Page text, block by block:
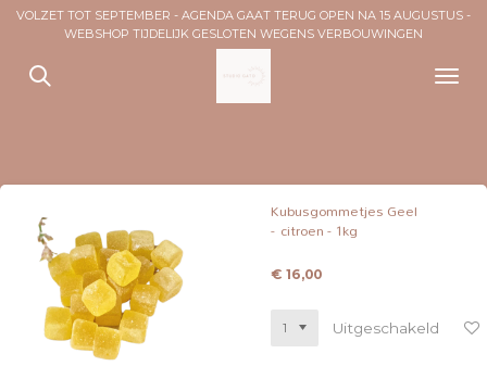
Ga
VOLZET TOT SEPTEMBER - AGENDA GAAT TERUG OPEN NA 15 AUGUSTUS -
WEBSHOP TIJDELIJK GESLOTEN WEGENS VERBOUWINGEN
Kubusgommetjes Geel
- citroen - 1kg
€ 16,00
Uitgeschakeld